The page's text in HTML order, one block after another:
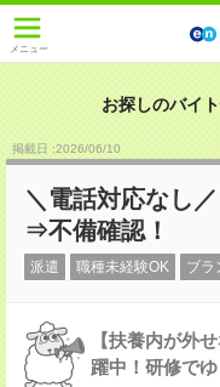
メニュー
お探しのバイ
掲載日 :2026/06/10
＼電話対応なし
⇒不備確認！
派遣 職種未経験OK ブラ
【扶養内が外
躍中！研修で